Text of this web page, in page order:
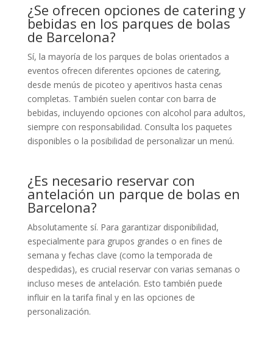
¿Se ofrecen opciones de catering y
bebidas en los parques de bolas
de Barcelona?
Sí, la mayoría de los parques de bolas orientados a
eventos ofrecen diferentes opciones de catering,
desde menús de picoteo y aperitivos hasta cenas
completas. También suelen contar con barra de
bebidas, incluyendo opciones con alcohol para adultos,
siempre con responsabilidad. Consulta los paquetes
disponibles o la posibilidad de personalizar un menú.
¿Es necesario reservar con
antelación un parque de bolas en
Barcelona?
Absolutamente sí. Para garantizar disponibilidad,
especialmente para grupos grandes o en fines de
semana y fechas clave (como la temporada de
despedidas), es crucial reservar con varias semanas o
incluso meses de antelación. Esto también puede
influir en la tarifa final y en las opciones de
personalización.